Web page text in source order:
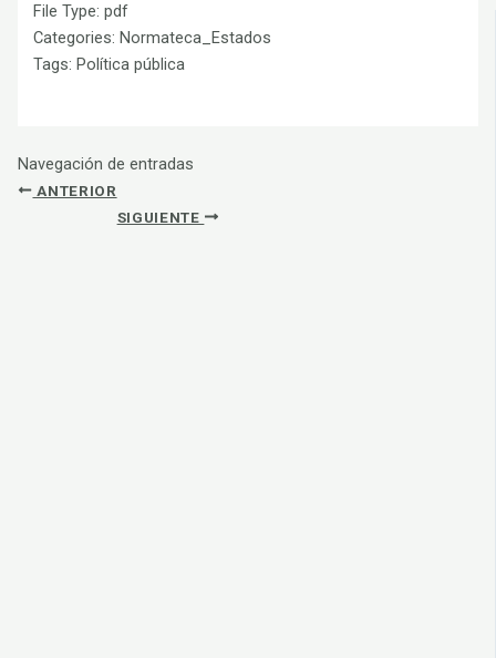
File Type:pdf
Categories:Normateca_Estados
Tags:Política pública
Navegación de entradas
ANTERIOR
SIGUIENTE